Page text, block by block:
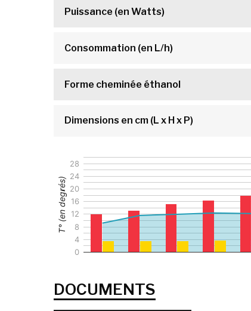
Puissance (en Watts)
Consommation (en L/h)
Forme cheminée éthanol
Dimensions en cm (L x H x P)
0
4
8
12
16
20
24
28
T° (en degrés)
DOCUMENTS